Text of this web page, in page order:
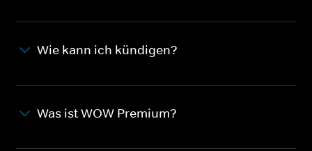
Wie kann ich kündigen?
Was ist WOW Premium?